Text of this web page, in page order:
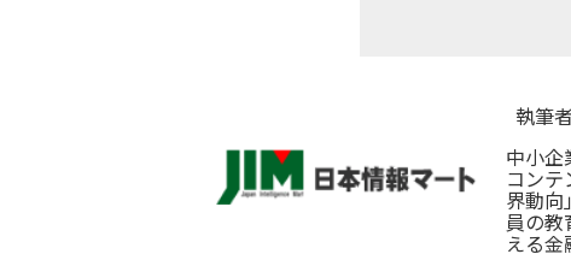
執筆者
中小企
コン
界動向
員の
える金